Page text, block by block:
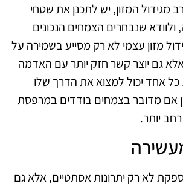
מגידול המזון, יש לתכנן את שטחי
ולוודא שנבחרים הצמחים הנכונים
מזון עצמי לא רק מסייע בשמירה על
גם יוצר קשר חזק יותר עם האדמה
כל אחד יכול למצוא את הדרך שלו
אם מדובר בצמחים בודדים במרפסת
יותר.
מעשירה
מספקת לא רק יתרונות אסתטיים, אלא גם